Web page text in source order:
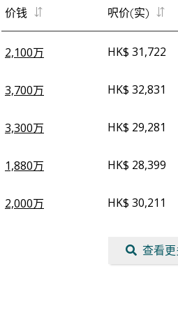
价钱 呎价(实)
2,100万 HK$ 31,722
3,700万 HK$ 32,831
3,300万 HK$ 29,281
1,880万 HK$ 28,399
2,000万 HK$ 30,211
查看更